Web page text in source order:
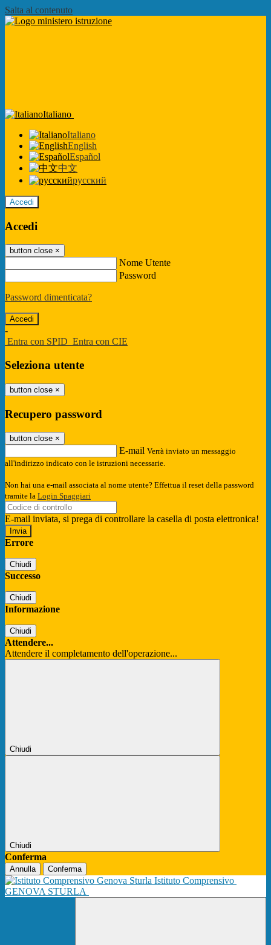
Salta al contenuto
Italiano
Italiano
English
Español
中文
русский
Accedi
Accedi
button close ×
Nome Utente
Password
Password dimenticata?
-
Entra con SPID Entra con CIE
Seleziona utente
button close ×
Recupero password
button close ×
E-mail Verrà inviato un messaggio
all'indirizzo indicato con le istruzioni necessarie.
Non hai una e-mail associata al nome utente? Effettua il reset della password
tramite la Login Spaggiari
E-mail inviata, si prega di controllare la casella di posta elettronica!
Errore
Chiudi
Successo
Chiudi
Informazione
Chiudi
Attendere...
Attendere il completamento dell'operazione...
Chiudi
Chiudi
Conferma
Annulla Conferma
Istituto Comprensivo
GENOVA STURLA